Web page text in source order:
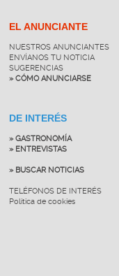
EL ANUNCIANTE
NUESTROS ANUNCIANTES
ENVÍANOS TU NOTICIA
SUGERENCIAS
» CÓMO ANUNCIARSE
DE INTERÉS
» GASTRONOMÍA
» ENTREVISTAS
» BUSCAR NOTICIAS
TELÉFONOS DE INTERÉS
Política de cookies